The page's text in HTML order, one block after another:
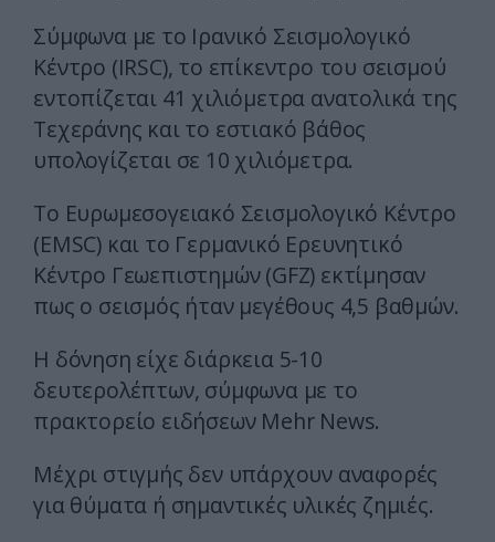
Σύμφωνα με το Ιρανικό Σεισμολογικό
Κέντρο (IRSC), το επίκεντρο του σεισμού
εντοπίζεται 41 χιλιόμετρα ανατολικά της
Τεχεράνης και το εστιακό βάθος
υπολογίζεται σε 10 χιλιόμετρα.
Το Ευρωμεσογειακό Σεισμολογικό Κέντρο
(EMSC) και το Γερμανικό Ερευνητικό
Κέντρο Γεωεπιστημών (GFZ) εκτίμησαν
πως ο σεισμός ήταν μεγέθους 4,5 βαθμών.
Η δόνηση είχε διάρκεια 5-10
δευτερολέπτων, σύμφωνα με το
πρακτορείο ειδήσεων Mehr News.
Μέχρι στιγμής δεν υπάρχουν αναφορές
για θύματα ή σημαντικές υλικές ζημιές.